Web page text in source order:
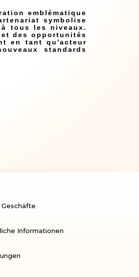
emblématique
symbolise
tous les niveaux.
des opportunités
en tant qu'acteur
standards
Geschäfte
Informationen